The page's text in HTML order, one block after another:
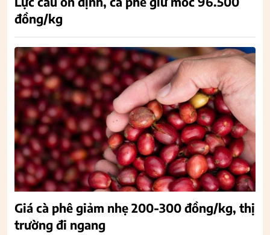
đồng/kg
Giá cà phê giảm nhẹ 200-300 đồng/kg, thị
trường đi ngang